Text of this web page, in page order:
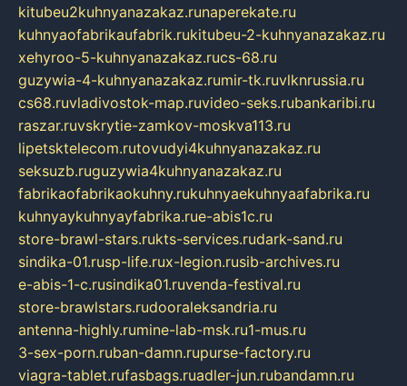
kitubeu2kuhnyanazakaz.runaperekate.ru
kuhnyaofabrikaufabrik.rukitubeu-2-kuhnyanazakaz.ru
xehyroo-5-kuhnyanazakaz.rucs-68.ru
guzywia-4-kuhnyanazakaz.rumir-tk.ruvlknrussia.ru
cs68.ruvladivostok-map.ruvideo-seks.rubankaribi.ru
raszar.ruvskrytie-zamkov-moskva113.ru
lipetsktelecom.rutovudyi4kuhnyanazakaz.ru
seksuzb.ruguzywia4kuhnyanazakaz.ru
fabrikaofabrikaokuhny.rukuhnyaekuhnyaafabrika.ru
kuhnyaykuhnyayfabrika.rue-abis1c.ru
store-brawl-stars.rukts-services.rudark-sand.ru
sindika-01.rusp-life.rux-legion.rusib-archives.ru
e-abis-1-c.rusindika01.ruvenda-festival.ru
store-brawlstars.rudooraleksandria.ru
antenna-highly.rumine-lab-msk.ru1-mus.ru
3-sex-porn.ruban-damn.rupurse-factory.ru
viagra-tablet.rufasbags.ruadler-jun.rubandamn.ru